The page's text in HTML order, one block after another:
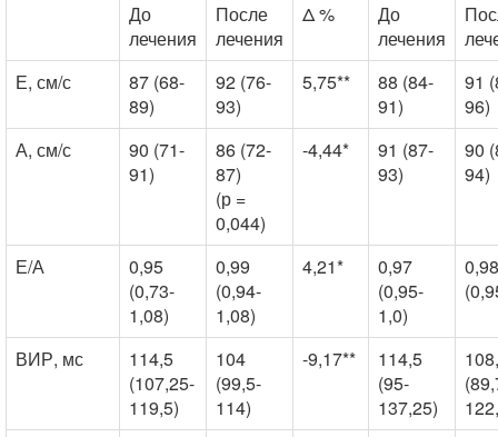
До
лечения
После
лечения
Δ %
До
лечения
Е, см/с
87 (68-
89)
92 (76-
93)
5,75**
88 (84-
91)
91
96)
А, см/с
90 (71-
91)
86 (72-
87)
(р =
0,044)
-4,44*
91 (87-
93)
90
94)
Е/А
0,95
(0,73-
1,08)
0,99
(0,94-
1,08)
4,21*
0,97
(0,95-
1,0)
0,98
ВИР, мс
114,5
(107,25-
119,5)
104
(99,5-
114)
-9,17**
114,5
(95-
137,25)